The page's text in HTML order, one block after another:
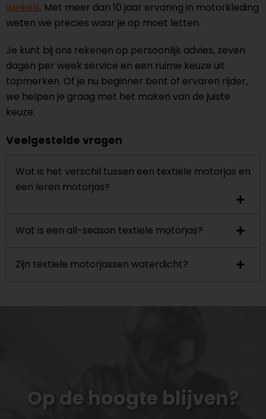
winkels. Met meer dan 10 jaar ervaring in motorkleding
weten we precies waar je op moet letten.
Je kunt bij ons rekenen op persoonlijk advies, zeven
dagen per week service en een ruime keuze uit
topmerken. Of je nu beginner bent of ervaren rijder,
we helpen je graag met het maken van de juiste
keuze.
Veelgestelde vragen
Wat is het verschil tussen een textiele motorjas en
een leren motorjas?
Wat is een all-season textiele motorjas?
Zijn textiele motorjassen waterdicht?
Op de hoogte blijven?